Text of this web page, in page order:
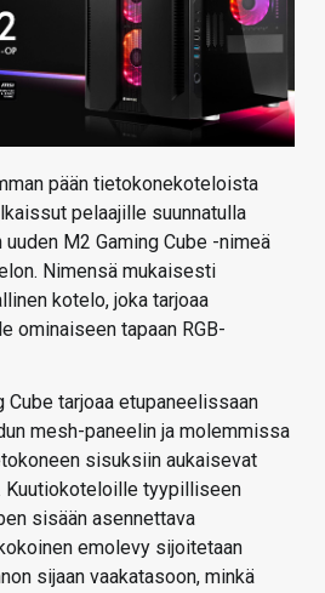
pään tietokonekoteloista
pelaajille suunnatulla
M2 Gaming Cube -nimeä
Nimensä mukaisesti
kotelo, joka tarjoaa
ominaiseen tapaan RGB-
Cube tarjoaa etupaneelissaan
mesh-paneelin ja molemmissa
sisuksiin aukaisevat
Kuutiokoteloille tyypilliseen
sisään asennettava
emolevy sijoitetaan
sijaan vaakatasoon, minkä